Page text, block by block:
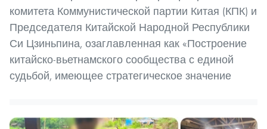
комитета Коммунистической партии Китая (КПК) и
Председателя Китайской Народной Республики
Си Цзиньпина, озаглавленная как «Построение
китайско-вьетнамского сообщества с единой
судьбой, имеющее стратегическое значение